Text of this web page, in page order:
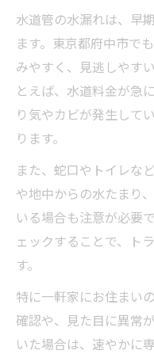
水道管の水漏れは、早
ます。東京都府中市で
みやすく、見逃しやす
とえば、水道料金が急
り気やカビが発生して
ります。
また、蛇口やトイレな
や地中からの水たまり
いる場合も注意が必要
ェックすることで、ト
す。
特に一軒家にお住まい
確認や、見た目に異常
いた場合は、速やかに